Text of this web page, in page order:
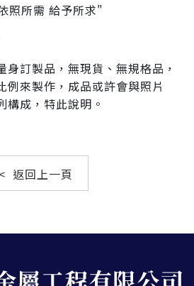
照所需 給予所求"
訂製品，無現貨、無規格品，
例來製作，成品或許會與照片
構成，特此說明。
< 返回上一頁